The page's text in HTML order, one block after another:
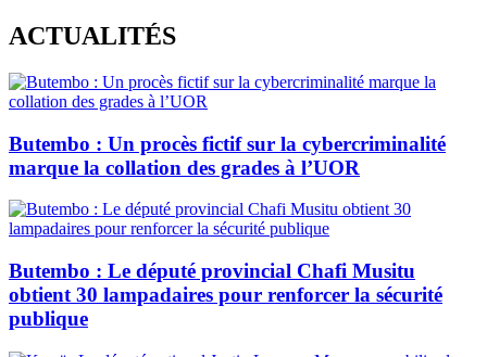
Skip
to
content
ACTUALITÉS
Butembo : Un procès fictif sur la cybercriminalité
marque la collation des grades à l’UOR
Butembo : Le député provincial Chafi Musitu
obtient 30 lampadaires pour renforcer la sécurité
publique